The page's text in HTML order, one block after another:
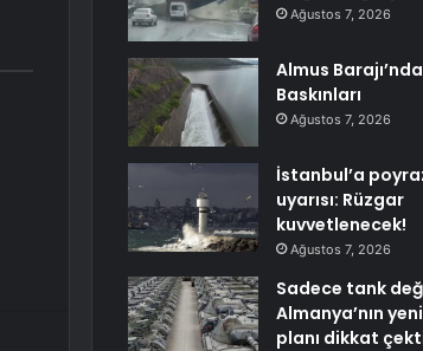
Ağustos 7, 2026
Almus
Baskınları
Ağustos 7, 2026
İstanbul’a
uyarısı: Rüzgar
kuvvetlenecek!
Ağustos 7, 2026
Sadece tank
Almanya’nın
planı dikkat